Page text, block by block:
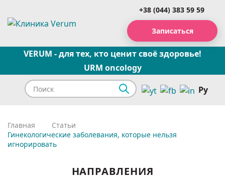
+38 (044) 383 59 59
Записаться
VERUM - для тех, кто ценит своё здоровье!
URM oncology
Ру
Главная
Статьи
Гинекологические заболевания, которые нельзя
игнорировать
НАПРАВЛЕНИЯ